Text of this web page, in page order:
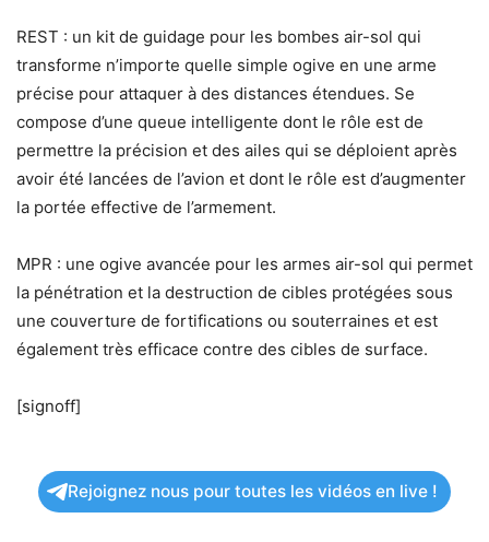
REST : un kit de guidage pour les bombes air-sol qui
transforme n’importe quelle simple ogive en une arme
précise pour attaquer à des distances étendues. Se
compose d’une queue intelligente dont le rôle est de
permettre la précision et des ailes qui se déploient après
avoir été lancées de l’avion et dont le rôle est d’augmenter
la portée effective de l’armement.
MPR : une ogive avancée pour les armes air-sol qui permet
la pénétration et la destruction de cibles protégées sous
une couverture de fortifications ou souterraines et est
également très efficace contre des cibles de surface.
[signoff]
Rejoignez nous pour toutes les vidéos en live !